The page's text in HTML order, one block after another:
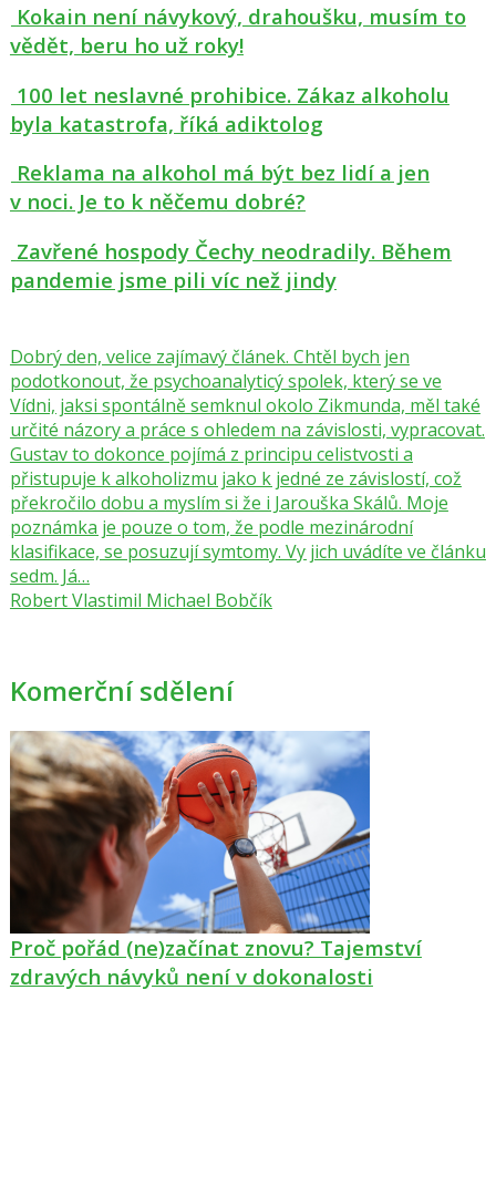
Kokain není návykový, drahoušku, musím to
vědět, beru ho už roky!
100 let neslavné prohibice. Zákaz alkoholu
byla katastrofa, říká adiktolog
Reklama na alkohol má být bez lidí a jen
v noci. Je to k něčemu dobré?
Zavřené hospody Čechy neodradily. Během
pandemie jsme pili víc než jindy
Dobrý den, velice zajímavý článek. Chtěl bych jen
podotkonout, že psychoanalyticý spolek, který se ve
Vídni, jaksi spontálně semknul okolo Zikmunda, měl také
určité názory a práce s ohledem na závislosti, vypracovat.
Gustav to dokonce pojímá z principu celistvosti a
přistupuje k alkoholizmu jako k jedné ze závislostí, což
překročilo dobu a myslím si že i Jarouška Skálů. Moje
poznámka je pouze o tom, že podle mezinárodní
klasifikace, se posuzují symtomy. Vy jich uvádíte ve článku
sedm. Já…
Robert Vlastimil Michael Bobčík
Komerční sdělení
Proč pořád (ne)začínat znovu? Tajemství
zdravých návyků není v dokonalosti